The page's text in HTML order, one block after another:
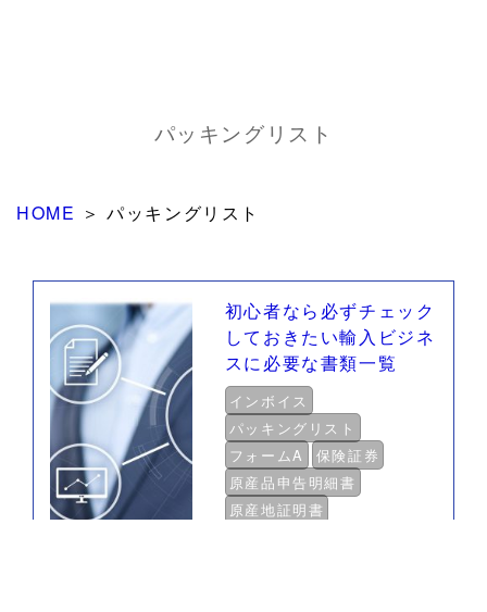
パッキングリスト
HOME ＞パッキングリスト
初心者なら必ずチェック
しておきたい輸入ビジネ
スに必要な書類一覧
インボイス
パッキングリスト
フォームA
保険証券
原産品申告明細書
原産地証明書